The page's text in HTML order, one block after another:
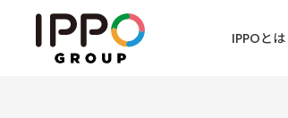
IPPOとは